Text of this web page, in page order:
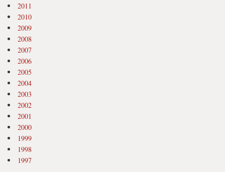
2011
2010
2009
2008
2007
2006
2005
2004
2003
2002
2001
2000
1999
1998
1997